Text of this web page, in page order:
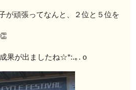
が頑張ってなんと、２位と５位を
果が出ましたね☆*:.｡. o